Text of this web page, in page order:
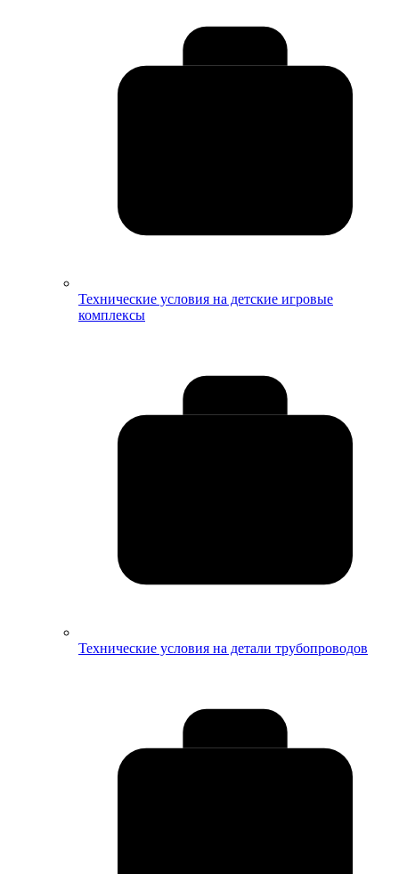
Технические условия на детские игровые
комплексы
Технические условия на детали трубопроводов